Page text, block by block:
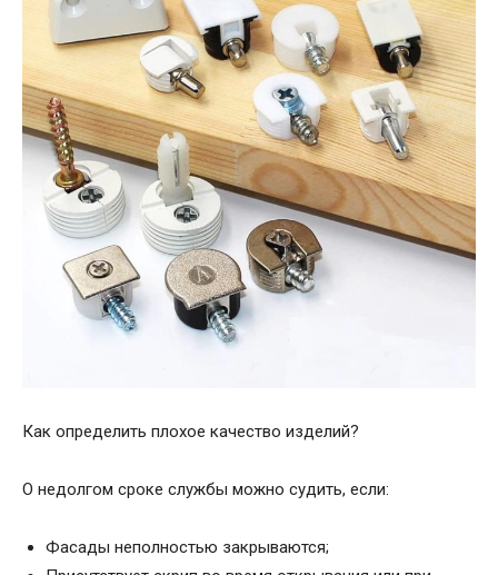
Как определить плохое качество изделий?
О недолгом сроке службы можно судить, если:
Фасады неполностью закрываются;